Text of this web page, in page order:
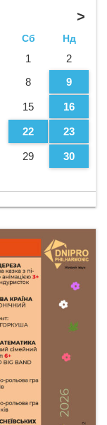
>
Сб Нд
1
2
8 9
15 16
22 23
29
30